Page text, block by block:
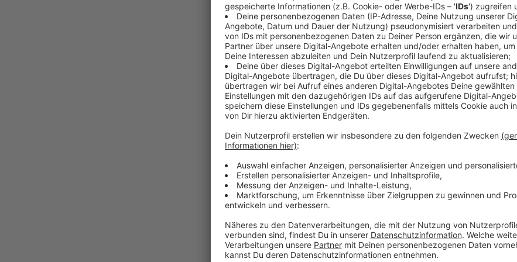
Zentrale in Leverkusen: Gegenseitige
Anzeige
11,7 Milliarden Euro – so viel soll Covestro dem
Medienberichten wert sein. Das wären 62 Euro
stattfindet, lässt der Leverkusener
gegenseitige Annäherung. Demnach würde Adnoc
Geschäftsbücher von Covestro bekommen, um
Zentrale in Leverkusen heißt es, jetzt liefen
Übernahme aber schon seit fast einem Jahr. Bei
4000 Mitarbeiter.
Weitere Meldungen aus Leverkusen